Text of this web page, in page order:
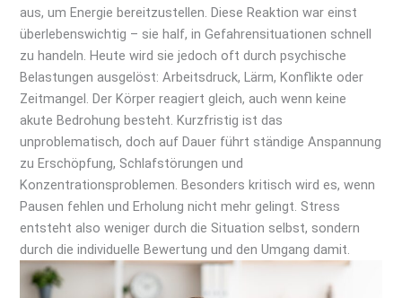
aus, um Energie bereitzustellen. Diese Reaktion war einst
überlebenswichtig – sie half, in Gefahrensituationen schnell
zu handeln. Heute wird sie jedoch oft durch psychische
Belastungen ausgelöst: Arbeitsdruck, Lärm, Konflikte oder
Zeitmangel. Der Körper reagiert gleich, auch wenn keine
akute Bedrohung besteht. Kurzfristig ist das
unproblematisch, doch auf Dauer führt ständige Anspannung
zu Erschöpfung, Schlafstörungen und
Konzentrationsproblemen. Besonders kritisch wird es, wenn
Pausen fehlen und Erholung nicht mehr gelingt. Stress
entsteht also weniger durch die Situation selbst, sondern
durch die individuelle Bewertung und den Umgang damit.